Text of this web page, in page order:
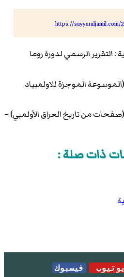
https://sayyaraljamil.com/
: التقرير الرسمي لدورة روما
(الموسوعة الموجزة للاولمبياد
(صفحات من تاريخ العراق الأولمبي) –
ذات صلة :
فيسبوك